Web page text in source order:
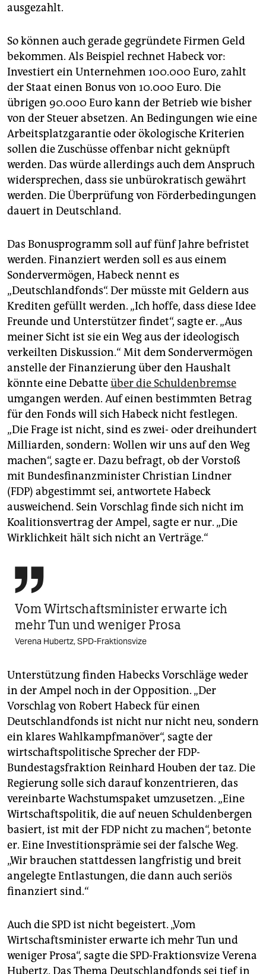
ausgezahlt.
So können auch gerade gegründete Firmen Geld
bekommen. Als Beispiel rechnet Habeck vor:
Investiert ein Unternehmen 100.000 Euro, zahlt
der Staat einen Bonus von 10.000 Euro. Die
übrigen 90.000 Euro kann der Betrieb wie bisher
von der Steuer absetzen. An Bedingungen wie eine
Arbeitsplatzgarantie oder ökologische Kriterien
sollen die Zuschüsse offenbar nicht geknüpft
werden. Das würde allerdings auch dem Anspruch
widersprechen, dass sie unbürokratisch gewährt
werden. Die Überprüfung von Förderbedingungen
dauert in Deutschland.
Das Bonusprogramm soll auf fünf Jahre befristet
werden. Finanziert werden soll es aus einem
Sondervermögen, Habeck nennt es
„Deutschlandfonds“. Der müsste mit Geldern aus
Krediten gefüllt werden. „Ich hoffe, dass diese Idee
Freunde und Unterstützer findet“, sagte er. „Aus
meiner Sicht ist sie ein Weg aus der ideologisch
verkeilten Diskussion.“ Mit dem Sondervermögen
anstelle der Finanzierung über den Haushalt
könnte eine Debatteüber die Schuldenbremse
umgangen werden. Auf einen bestimmten Betrag
für den Fonds will sich Habeck nicht festlegen.
„Die Frage ist nicht, sind es zwei- oder dreihundert
Milliarden, sondern: Wollen wir uns auf den Weg
machen“, sagte er. Dazu befragt, ob der Vorstoß
mit Bundesfinanzminister Christian Lindner
(FDP) abgestimmt sei, antwortete Habeck
ausweichend. Sein Vorschlag finde sich nicht im
Koalitionsvertrag der Ampel, sagte er nur. „Die
Wirklichkeit hält sich nicht an Verträge.“

Vom Wirtschaftsminister erwarte ich
mehr Tun und weniger Prosa
Verena Hubertz, SPD-Fraktionsvize
Unterstützung finden Habecks Vorschläge weder
in der Ampel noch in der Opposition. „Der
Vorschlag von Robert Habeck für einen
Deutschlandfonds ist nicht nur nicht neu, sondern
ein klares Wahlkampfmanöver“, sagte der
wirtschaftspolitische Sprecher der FDP-
Bundestagsfraktion Reinhard Houben der taz. Die
Regierung solle sich darauf konzentrieren, das
vereinbarte Wachstumspaket umzusetzen. „Eine
Wirtschaftspolitik, die auf neuen Schuldenbergen
basiert, ist mit der FDP nicht zu machen“, betonte
er. Eine Investitionsprämie sei der falsche Weg.
„Wir brauchen stattdessen langfristig und breit
angelegte Entlastungen, die dann auch seriös
finanziert sind.“
Auch die SPD ist nicht begeistert. „Vom
Wirtschaftsminister erwarte ich mehr Tun und
weniger Prosa“, sagte die SPD-Fraktionsvize Verena
Hubertz. Das Thema Deutschlandfonds sei tief in